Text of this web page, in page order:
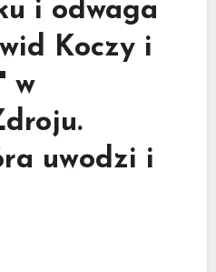
i odwaga
Koczy i
w
uwodzi i